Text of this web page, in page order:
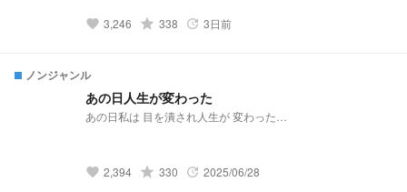
てください！
favorite 3,246 grade 338 update 3日前
ノンジャンル
あの日人生が変わった
あの日私は 目を潰され人生が 変わった…
favorite 2,394 grade 330 update 2025/06/28